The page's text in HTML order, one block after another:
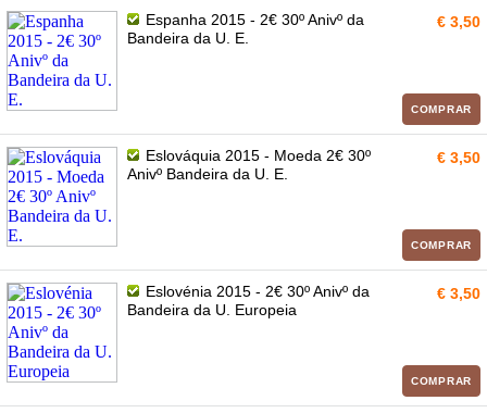
Espanha 2015 - 2€ 30º Anivº da
Bandeira da U. E.
€ 3,50
COMPRAR
Eslováquia 2015 - Moeda 2€ 30º
Anivº Bandeira da U. E.
€ 3,50
COMPRAR
Eslovénia 2015 - 2€ 30º Anivº da
Bandeira da U. Europeia
€ 3,50
COMPRAR